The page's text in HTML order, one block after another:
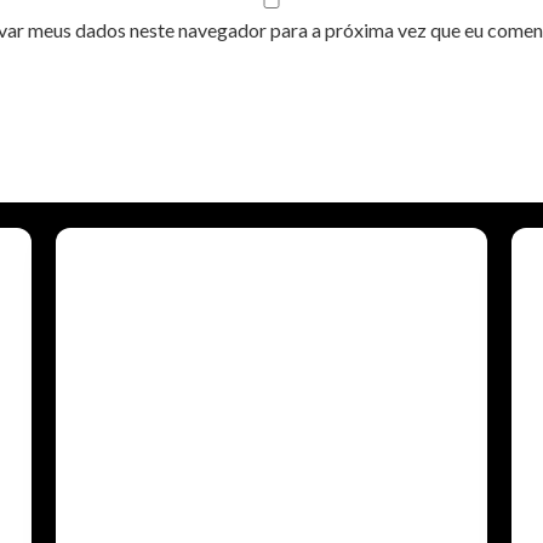
meus dados neste navegador para a próxima vez que eu